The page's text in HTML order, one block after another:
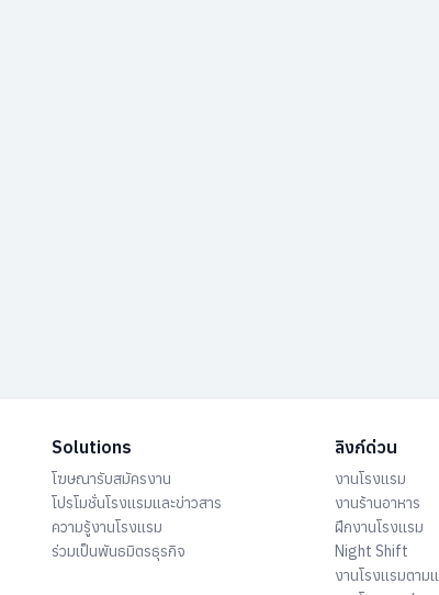
Solutions
โฆษณารับสมัครงาน
โปรโมชั่นโรงแรมและข่าวสาร
ความรู้งานโรงแรม
ร่วมเป็นพันธมิตรธุรกิจ
ลิงก์ด่วน
งานโรงแรม
งานร้านอาหาร
ฝึกงานโรงแรม
Night Shift
งานโรงแรมตาม